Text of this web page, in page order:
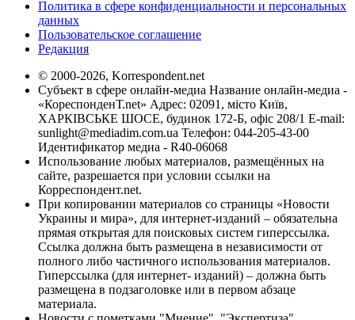
Политика в сфере конфиденциальности и персональных
данных
Пользовательское соглашение
Редакция
© 2000-2026, Korrespondent.net
Субъект в сфере онлайн-медиа Название онлайн-медиа -
«КореспонденТ.net» Адрес: 02091, місто Київ,
ХАРКІВСЬКЕ ШОСЕ, будинок 172-Б, офіс 208/1 E-mail:
sunlight@mediadim.com.ua Телефон: 044-205-43-00
Идентификатор медиа - R40-06068
Использование любых материалов, размещённых на
сайте, разрешается при условии ссылки на
Корреспондент.net.
При копировании материалов со страницы «Новости
Украины и мира», для интернет-изданий – обязательна
прямая открытая для поисковых систем гиперссылка.
Ссылка должна быть размещена в независимости от
полного либо частичного использования материалов.
Гиперссылка (для интернет- изданий) – должна быть
размещена в подзаголовке или в первом абзаце
материала.